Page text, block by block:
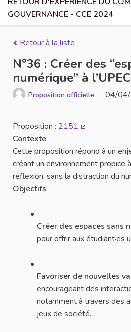
GOUVERNANCE - CCE 2024
Retour à la liste
N°36 : Créer des
numérique” à l’UPEC
Proposition officielle 04/
Proposition : 2151
Contexte
Cette proposition répond à un
créant un environnement propice
réflexion, sans la distraction du
Objectifs
Créer des espaces sans
pour offrir aux étudiant·es
Favoriser de nouvelles
encourageant des
notamment à travers des
jeux de société.